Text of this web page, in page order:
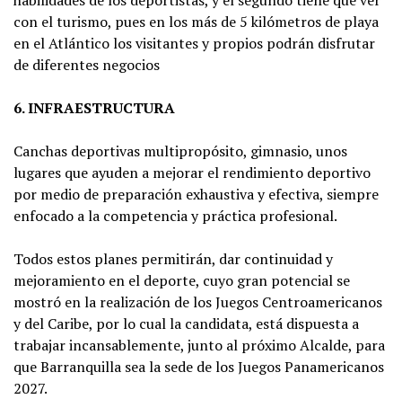
con el turismo, pues en los más de 5 kilómetros de playa
en el Atlántico los visitantes y propios podrán disfrutar
de diferentes negocios
6. INFRAESTRUCTURA
Canchas deportivas multipropósito, gimnasio, unos
lugares que ayuden a mejorar el rendimiento deportivo
por medio de preparación exhaustiva y efectiva, siempre
enfocado a la competencia y práctica profesional.
Todos estos planes permitirán, dar continuidad y
mejoramiento en el deporte, cuyo gran potencial se
mostró en la realización de los Juegos Centroamericanos
y del Caribe, por lo cual la candidata, está dispuesta a
trabajar incansablemente, junto al próximo Alcalde, para
que Barranquilla sea la sede de los Juegos Panamericanos
2027.